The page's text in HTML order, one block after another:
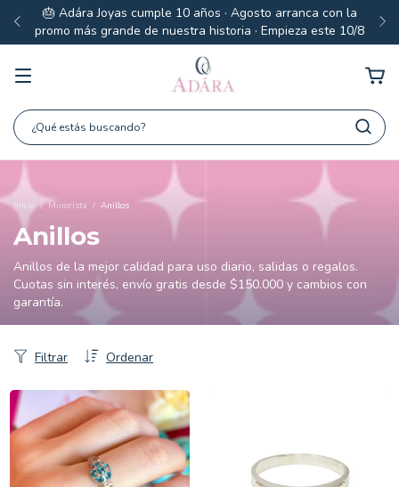
🎂 Adára Joyas cumple 10 años · Agosto arranca con la
promo más grande de nuestra historia · Empieza este 10/8
Inicio / Minorista / Anillos
Anillos
Anillos de la mejor calidad para uso diario, salidas o regalos.
Cuotas sin interés, envío gratis desde $150.000 y cambios con
garantía.
Ordenar
Filtrar